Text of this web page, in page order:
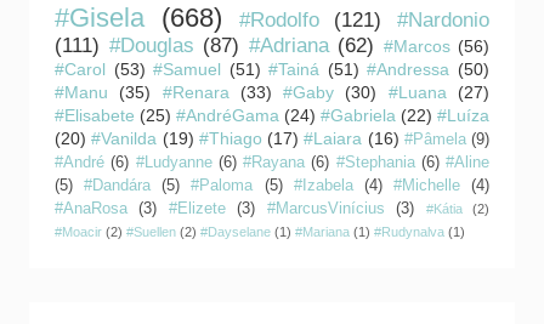
#Gisela (668) #Rodolfo (121)
#Nardonio
(111) #Douglas (87) #Adriana (62) #Marcos (56)
#Carol (53) #Samuel (51) #Tainá (51) #Andressa (50)
#Manu
(35) #Renara (33) #Gaby (30) #Luana
(27)
#Elisabete (25) #AndréGama (24) #Gabriela (22) #Luíza
(20) #Vanilda (19) #Thiago (17) #Laiara (16) #Pâmela (9)
#André (6) #Ludyanne (6) #Rayana (6) #Stephania (6) #Aline
(5)
#Dandára (5) #Paloma (5) #Izabela (4) #Michelle
(4)
#AnaRosa
(3) #Elizete (3) #MarcusVinícius (3) #Kátia
(2)
#Moacir (2) #Suellen (2) #Dayselane (1) #Mariana (1) #Rudynalva (1)